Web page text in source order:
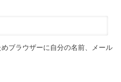
ブラウザーに自分の名前、メール